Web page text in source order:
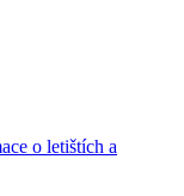
o letištích a